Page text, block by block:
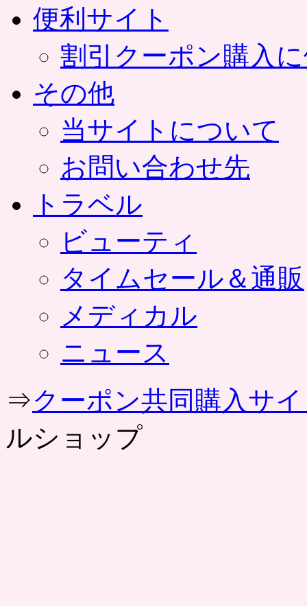
便利サイト
割引クーポン購入
その他
当サイトについて
お問い合わせ先
トラベル
ビューティ
タイムセール＆通販
メディカル
ニュース
⇒クーポン共同購入サ
ルショップ